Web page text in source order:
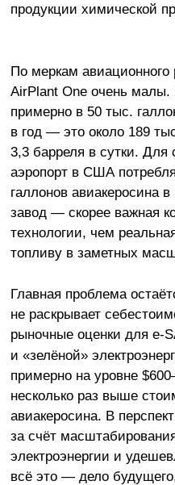
продукции химической
По меркам
AirPlant One очень малы.
примерно в 50 тыс.
в год — это около 189
3,3 барреля в сутки. Для
аэропорт в США
галлонов авиакеросина
завод — скорее важная
технологии, чем
топливу в заметных
Главная проблема
не раскрывает
рыночные оценки для e-
и «зелёной»
примерно на уровне
несколько раз выше
авиакеросина. В
за счёт
электроэнергии и
всё это — дело